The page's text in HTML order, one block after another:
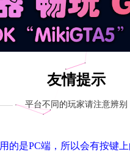
友情提示
平台不同的玩家请注意辨别
是PC端，所以会有按键